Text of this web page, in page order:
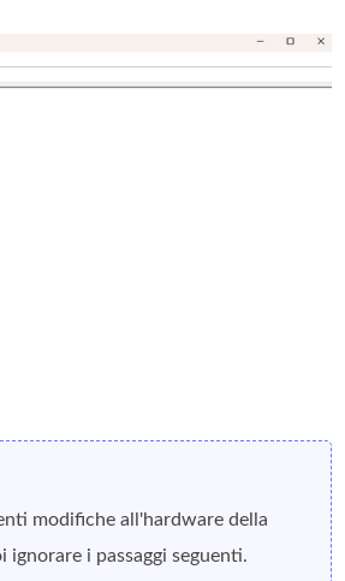
modifiche all'hardware della
ignorare i passaggi seguenti.